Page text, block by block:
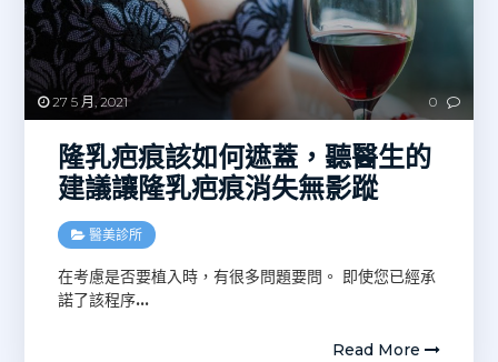
27 5 月, 2021 0
隆乳疤痕該如何遮蓋，聽醫生的
建議讓隆乳疤痕消失無影蹤
醫美診所
在考慮是否要植入時，有很多問題要問。 即使您已經承
諾了該程序…
Read More